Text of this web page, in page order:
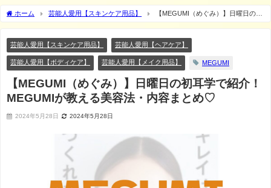
ホーム 芸能人愛用【スキンケア用品】
【MEGUMI（めぐみ）】日曜日の初
耳学で紹介！MEGUMIが教える美容法・内容まとめ♡
芸能人愛用【スキンケア用品】 芸能人愛用【ヘアケア】
芸能人愛用【ボディケア】 芸能人愛用【メイク用品】 MEGUMI
【MEGUMI（めぐみ）】日曜日の初耳学で紹介！
MEGUMIが教える美容法・内容まとめ♡
2024年5月28日 2024年5月28日